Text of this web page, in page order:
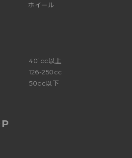
ホイール
401cc以上
126-250cc
50cc以下